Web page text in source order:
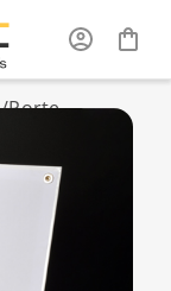
/Porte
rigide